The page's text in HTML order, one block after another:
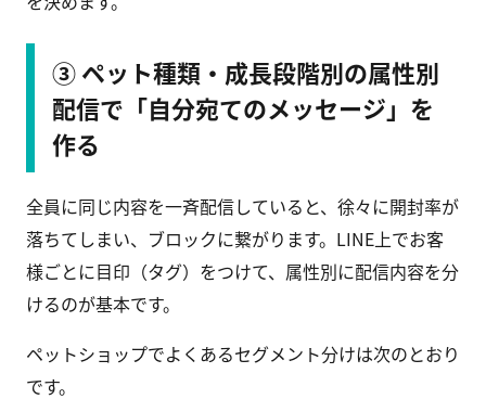
③ ペット種類・成長段階別の属性別
配信で「自分宛てのメッセージ」を
作る
全員に同じ内容を一斉配信していると、徐々に開封率が
落ちてしまい、ブロックに繋がります。LINE上でお客
様ごとに目印（タグ）をつけて、属性別に配信内容を分
けるのが基本です。
ペットショップでよくあるセグメント分けは次のとおり
です。